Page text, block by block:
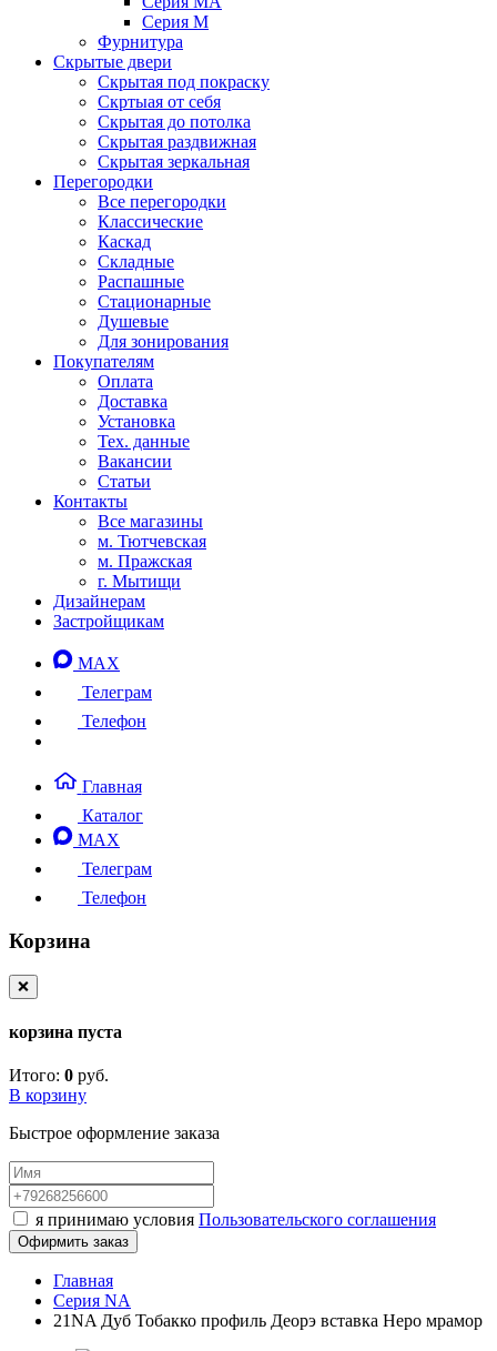
Серия M
Фурнитура
Скрытые двери
Скрытая под покраску
Скртыая от себя
Скрытая до потолка
Скрытая раздвижная
Скрытая зеркальная
Перегородки
Все перегородки
Классические
Каскад
Складные
Распашные
Стационарные
Душевые
Для зонирования
Покупателям
Оплата
Доставка
Установка
Тех. данные
Вакансии
Статьи
Контакты
Все магазины
м. Тютчевская
м. Пражская
г. Мытищи
Дизайнерам
Застройщикам
MAX
Телеграм
Телефон
Главная
Каталог
MAX
Телеграм
Телефон
Корзина
❌
корзина пуста
Итого: 0 руб.
В корзину
Быстрое оформление заказа
я принимаю условия Пользовательского соглашения
Офирмить заказ
Главная
Серия NA
21NA Дуб Тобакко профиль Деорэ вставка Неро мрамор